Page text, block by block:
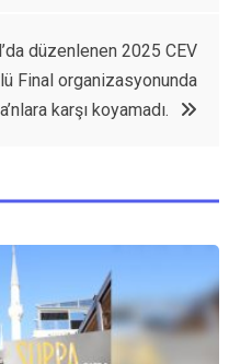
düzenlenen 2025 CEV
Final organizasyonunda
karşı koyamadı.